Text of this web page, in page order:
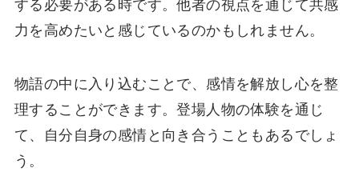
する必要がある時です。他者の視点を通じて共感
力を高めたいと感じているのかもしれません。
物語の中に入り込むことで、感情を解放し心を整
理することができます。登場人物の体験を通じ
て、自分自身の感情と向き合うこともあるでしょ
う。